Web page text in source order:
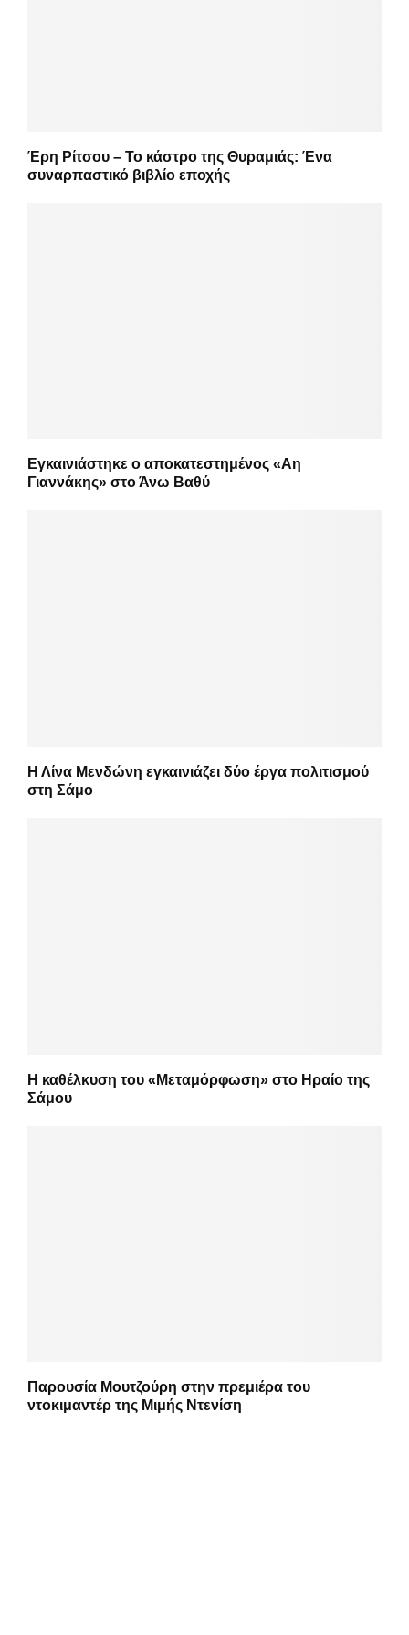
Έρη Ρίτσου – Το κάστρο της Θυραμιάς: Ένα
συναρπαστικό βιβλίο εποχής
Εγκαινιάστηκε ο αποκατεστημένος «Αη
Γιαννάκης» στο Άνω Βαθύ
Η Λίνα Μενδώνη εγκαινιάζει δύο έργα πολιτισμού
στη Σάμο
Η καθέλκυση του «Μεταμόρφωση» στο Ηραίο της
Σάμου
Παρουσία Μουτζούρη στην πρεμιέρα του
ντοκιμαντέρ της Μιμής Ντενίση